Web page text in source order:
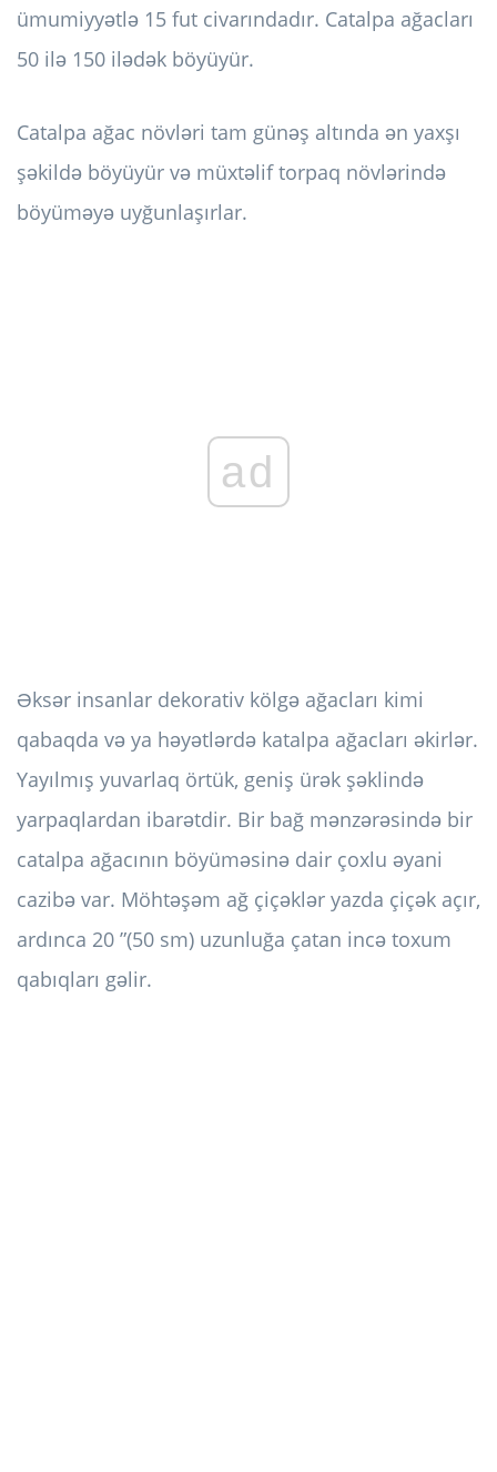
ümumiyyətlə 15 fut civarındadır. Catalpa ağacları
50 ilə 150 ​​ilədək böyüyür.
Catalpa ağac növləri tam günəş altında ən yaxşı
şəkildə böyüyür və müxtəlif torpaq növlərində
böyüməyə uyğunlaşırlar.
ad
Əksər insanlar dekorativ kölgə ağacları kimi
qabaqda və ya həyətlərdə katalpa ağacları əkirlər.
Yayılmış yuvarlaq örtük, geniş ürək şəklində
yarpaqlardan ibarətdir. Bir bağ mənzərəsində bir
catalpa ağacının böyüməsinə dair çoxlu əyani
cazibə var. Möhtəşəm ağ çiçəklər yazda çiçək açır,
ardınca 20 ”(50 sm) uzunluğa çatan incə toxum
qabıqları gəlir.